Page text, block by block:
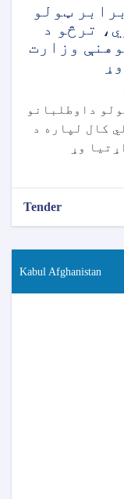
ټولو
ترڅو د
پوهنې وزارت
داوطلبانو
ترڅو د ۱۴۰۵ مالي کال لپاره د
وړ
Tender
Kabul Afghanistan